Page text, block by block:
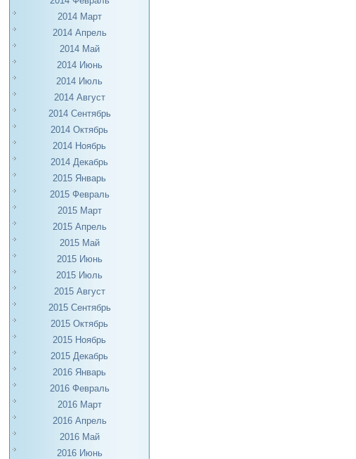
2014 Март
2014 Апрель
2014 Май
2014 Июнь
2014 Июль
2014 Август
2014 Сентябрь
2014 Октябрь
2014 Ноябрь
2014 Декабрь
2015 Январь
2015 Февраль
2015 Март
2015 Апрель
2015 Май
2015 Июнь
2015 Июль
2015 Август
2015 Сентябрь
2015 Октябрь
2015 Ноябрь
2015 Декабрь
2016 Январь
2016 Февраль
2016 Март
2016 Апрель
2016 Май
2016 Июнь